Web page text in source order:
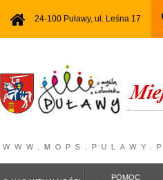
24-100 Puławy, ul. Leśna 17
POMOC